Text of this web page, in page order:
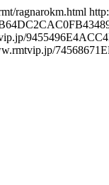
ragnarokm.html